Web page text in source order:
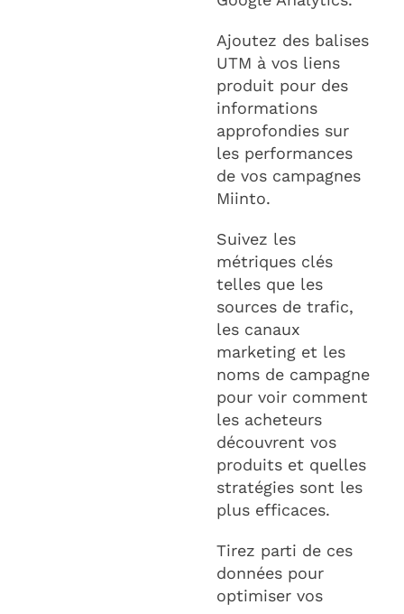
Ajoutez des balises
UTM à vos liens
produit pour des
informations
approfondies sur
les performances
de vos campagnes
Miinto.
Suivez les
métriques clés
telles que les
sources de trafic,
les canaux
marketing et les
noms de campagne
pour voir comment
les acheteurs
découvrent vos
produits et quelles
stratégies sont les
plus efficaces.
Tirez parti de ces
données pour
optimiser vos